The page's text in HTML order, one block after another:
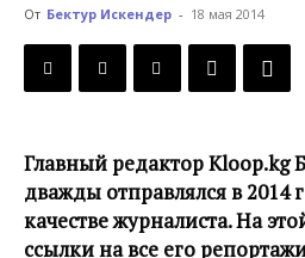
Кыргызстана
От Бектур Искендер - 18 мая 2014
Главный редактор Kloop.kg
дважды отправлялся в 2014
качестве журналиста. На
ссылки на все его